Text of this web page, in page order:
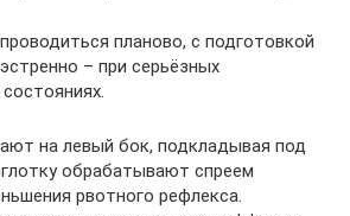
планово, с подготовкой
– при серьёзных
на левый бок, подкладывая под
обрабатывают спреем
рвотного рефлекса.